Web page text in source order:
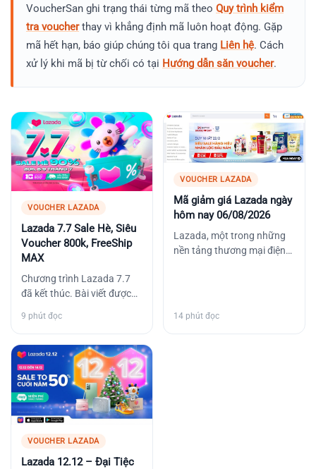
VoucherSan ghi trạng thái từng mã theo Quy trình kiểm
tra voucherthay vì khẳng định mã luôn hoạt động. Gặp
mã hết hạn, báo giúp chúng tôi qua trang Liên hệ. Cách
xử lý khi mã bị từ chối có tại Hướng dẫn săn voucher.
VOUCHER LAZADA
Lazada 7.7 Sale Hè, Siêu
Voucher 800k, FreeShip
MAX
Chương trình Lazada 7.7
đã kết thúc. Bài viết được
phân loại và điều…
9 phút đọc
VOUCHER LAZADA
Mã giảm giá Lazada ngày
hôm nay 06/08/2026
Lazada, một trong những
nền tảng thương mại điện
14 phút đọc
VOUCHER LAZADA
Lazada 12.12 – Đại Tiệc